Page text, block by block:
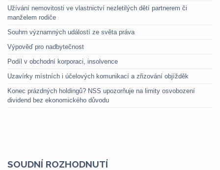
Užívání nemovitosti ve vlastnictví nezletilých dětí partnerem či
manželem rodiče
Souhrn významných událostí ze světa práva
Výpověď pro nadbytečnost
Podíl v obchodní korporaci, insolvence
Uzavírky místních i účelových komunikací a zřizování objížděk
Konec prázdných holdingů? NSS upozorňuje na limity osvobození
dividend bez ekonomického důvodu
SOUDNÍ ROZHODNUTÍ